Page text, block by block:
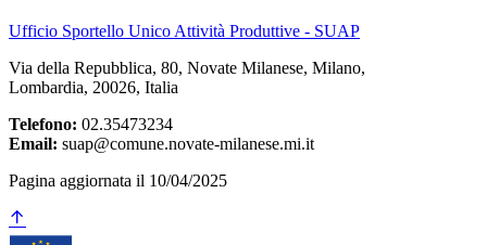
Ufficio Sportello Unico Attività Produttive - SUAP
Via della Repubblica, 80, Novate Milanese, Milano,
Lombardia, 20026, Italia
Telefono: 02.35473234
Email: suap@comune.novate-milanese.mi.it
Pagina aggiornata il 10/04/2025